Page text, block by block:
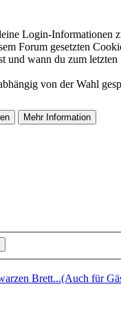
Login-Informationen
Forum gesetzten
und wann du zum
von der Wahl
Brett...(Auch für